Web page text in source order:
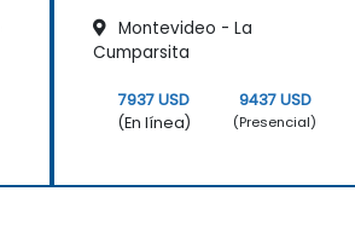
Montevideo - La
Cumparsita
7937 USD
(En línea)
9437 USD
(Presencial)